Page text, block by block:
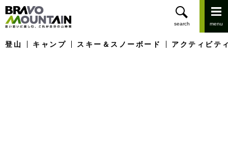
登山 キャンプ スキー＆スノーボード アクティビテ